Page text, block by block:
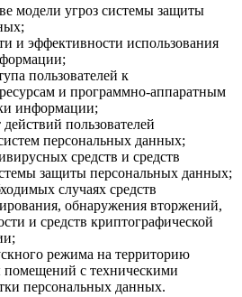
модели угроз системы защиты
и эффективности использования
пользователей к
и программно-аппаратным
информации;
пользователей
персональных данных;
средств и средств
защиты персональных данных;
случаях средств
обнаружения вторжений,
и средств криптографической
режима на территорию
помещений с техническими
персональных данных.